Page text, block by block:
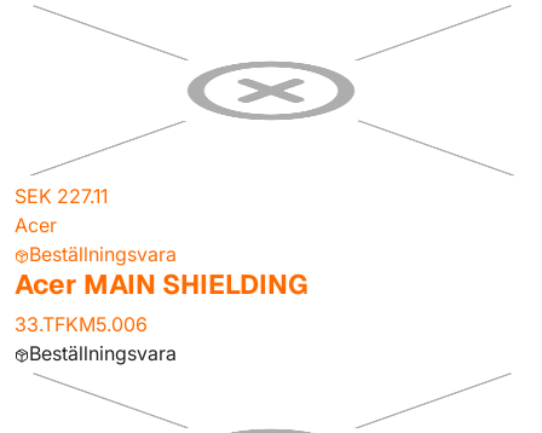
SEK 227.11
Acer
Beställningsvara
Acer MAIN SHIELDING
33.TFKM5.006
Beställningsvara